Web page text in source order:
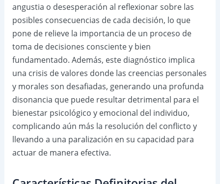
angustia o desesperación al reflexionar sobre las
posibles consecuencias de cada decisión, lo que
pone de relieve la importancia de un proceso de
toma de decisiones consciente y bien
fundamentado. Además, este diagnóstico implica
una crisis de valores donde las creencias personales
y morales son desafiadas, generando una profunda
disonancia que puede resultar detrimental para el
bienestar psicológico y emocional del individuo,
complicando aún más la resolución del conflicto y
llevando a una paralización en su capacidad para
actuar de manera efectiva.